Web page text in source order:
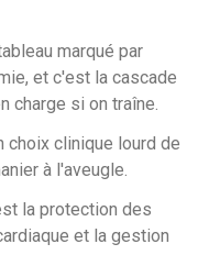
marqué par
et c'est la cascade
charge si on traîne.
choix clinique lourd de
à l'aveugle.
la protection des
et la gestion